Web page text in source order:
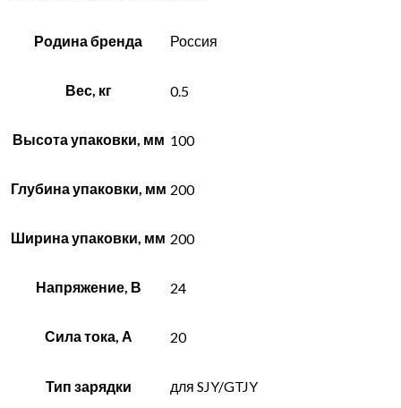
Родина бренда Россия
Вес, кг 0.5
Высота упаковки, мм 100
Глубина упаковки, мм 200
Ширина упаковки, мм 200
Напряжение, В 24
Сила тока, А 20
Тип зарядки для SJY/GTJY